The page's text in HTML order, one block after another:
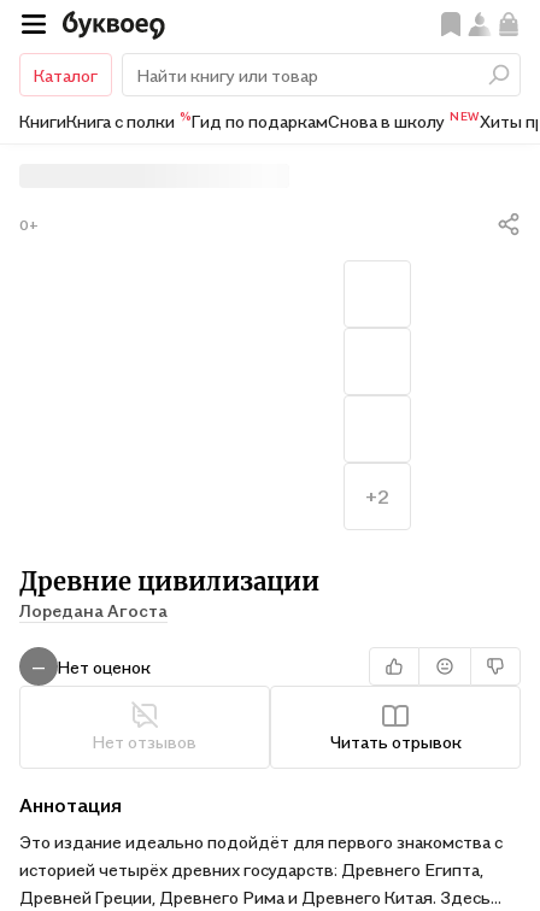
Каталог
КнигиКнига с полки %Гид по подаркамСнова в школу NEWХиты
Древние цивилизации
Лоредана Агоста
0+
— Нет оценок
Нет отзывов Читать отрывок
+2
Аннотация
Это издание идеально подойдёт для первого знакомства с
историей четырёх древних государств: Древнего Египта,
Древней Греции, Древнего Рима и Древнего Китая. Здесь